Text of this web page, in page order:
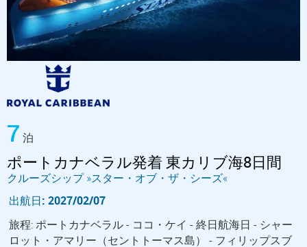
7 泊
ポートカナベラル発着 東カリブ海8日間
クルーズシップ »スター・オブ・ザ・シーズ«
出航日: 2027/02/07
旅程: ポートカナベラル - ココ・ケイ - 終日航海日 - シャー
ロット・アマリー（セントトーマス島） - フィリップスブ